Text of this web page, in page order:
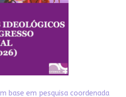
base em pesquisa coordenada